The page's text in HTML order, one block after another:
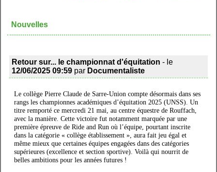
Nouvelles
Retour sur... le championnat d'équitation - le
12/06/2025 09:59par Documentaliste
Le collège Pierre Claude de Sarre-Union compte désormais dans ses
rangs les championnes académiques d’équitation 2025 (UNSS). Un
titre remporté ce mercredi 21 mai, au centre équestre de Rouffach,
avec la manière. Cette victoire fut notamment marquée par une
première épreuve de Ride and Run où l’équipe, pourtant inscrite
dans la catégorie « collège établissement », aura fait jeu égal et
même mieux que certaines équipes engagées dans des catégories
supérieures (excellence et section sportive). Voilà qui nourrit de
belles ambitions pour les années futures !